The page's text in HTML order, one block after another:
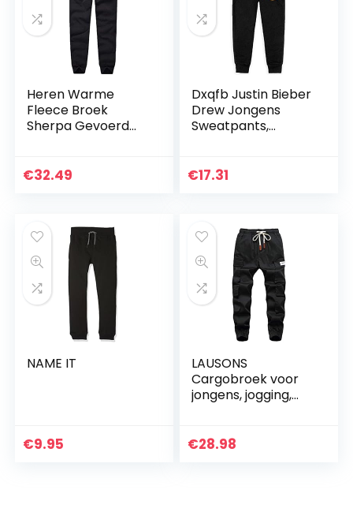
Heren Warme
Fleece Broek
Sherpa Gevoerd
Track Joggers
€32.49
Dxqfb Justin Bieber
Drew Jongens
Sweatpants,
€17.31
NAME IT
€9.95
LAUSONS
Cargobroek voor
jongens, jogging,
€28.98